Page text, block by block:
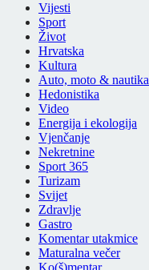
Vijesti
Sport
Život
Hrvatska
Kultura
Auto, moto & nautika
Hedonistika
Video
Energija i ekologija
Vjenčanje
Nekretnine
Sport 365
Turizam
Svijet
Zdravlje
Gastro
Komentar utakmice
Maturalna večer